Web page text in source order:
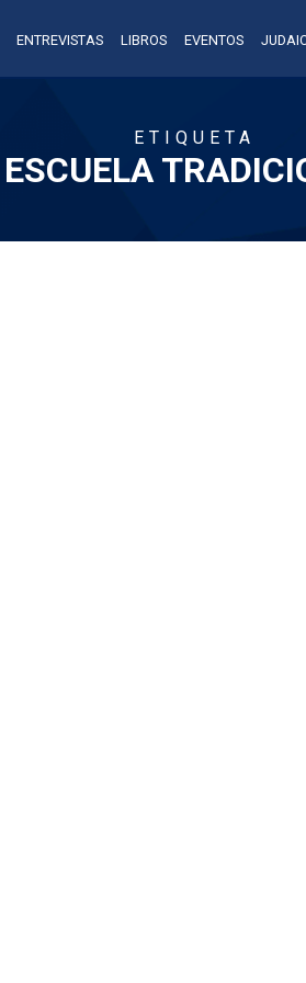
ENTREVISTAS LIBROS EVENTOS
ETIQUETA
ESCUELA